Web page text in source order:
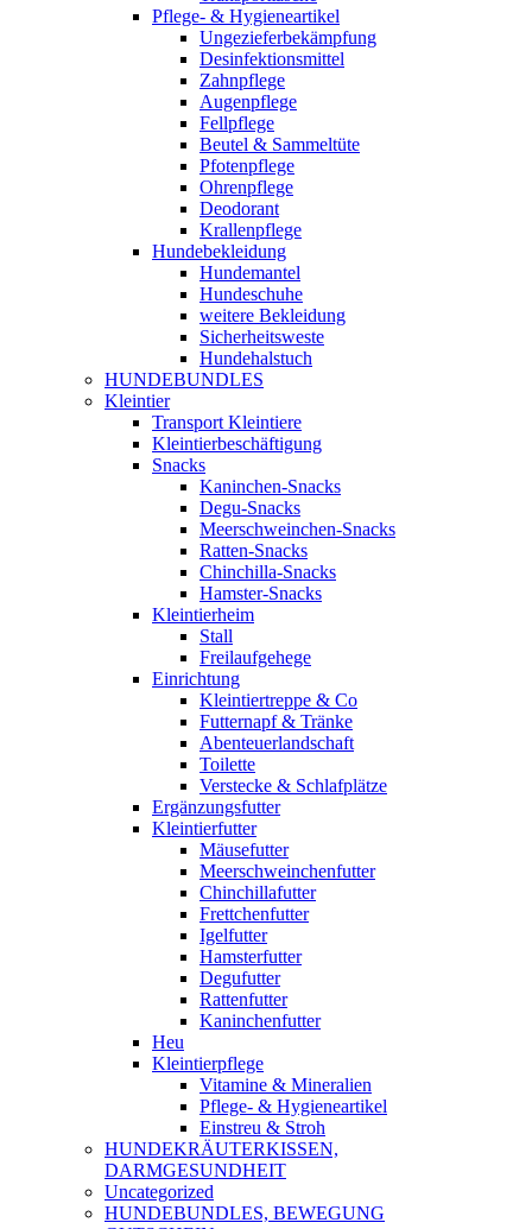
Pflege- & Hygieneartikel
Ungezieferbekämpfung
Desinfektionsmittel
Zahnpflege
Augenpflege
Fellpflege
Beutel & Sammeltüte
Pfotenpflege
Ohrenpflege
Deodorant
Krallenpflege
Hundebekleidung
Hundemantel
Hundeschuhe
weitere Bekleidung
Sicherheitsweste
Hundehalstuch
HUNDEBUNDLES
Kleintier
Transport Kleintiere
Kleintierbeschäftigung
Snacks
Kaninchen-Snacks
Degu-Snacks
Meerschweinchen-Snacks
Ratten-Snacks
Chinchilla-Snacks
Hamster-Snacks
Kleintierheim
Stall
Freilaufgehege
Einrichtung
Kleintiertreppe & Co
Futternapf & Tränke
Abenteuerlandschaft
Toilette
Verstecke & Schlafplätze
Ergänzungsfutter
Kleintierfutter
Mäusefutter
Meerschweinchenfutter
Chinchillafutter
Frettchenfutter
Igelfutter
Hamsterfutter
Degufutter
Rattenfutter
Kaninchenfutter
Heu
Kleintierpflege
Vitamine & Mineralien
Pflege- & Hygieneartikel
Einstreu & Stroh
HUNDEKRÄUTERKISSEN,
DARMGESUNDHEIT
Uncategorized
HUNDEBUNDLES, BEWEGUNG